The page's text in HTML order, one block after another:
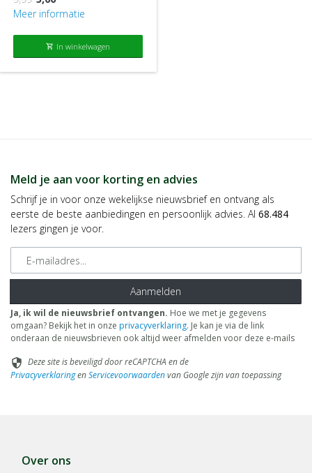
Meer informatie
shopping_cart In winkelwagen
Meld je aan voor korting en advies
Schrijf je in voor onze wekelijkse nieuwsbrief en ontvang als
eerste de beste aanbiedingen en persoonlijk advies. Al 68.484
lezers gingen je voor.
E-mailadres
Aanmelden
Ja, ik wil de nieuwsbrief ontvangen. Hoe we met je gegevens
omgaan? Bekijk het in onze privacyverklaring. Je kan je via de link
onderaan de nieuwsbrieven ook altijd weer afmelden voor deze e-mails
security Deze site is beveiligd door reCAPTCHA en de
PrivacyverklaringenServicevoorwaardenvan Google zijn van toepassing
Over ons